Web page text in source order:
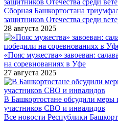
Сборная Башкортостана
защитников Отечества среди
28 августа 2025
«Пояс мужества» завоеван:
на соревнованиях в Уфе
27 августа 2025
В Башкортостане обсудили меры
участников СВО и инвалидов
Все новости Республики